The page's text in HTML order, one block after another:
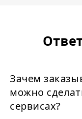
Зачем
можно
сервисах?